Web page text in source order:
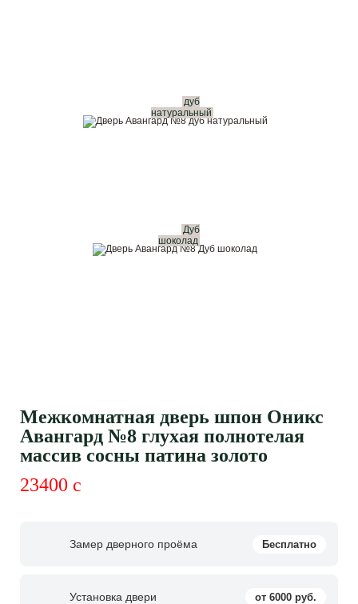
дуб
натуральный
Дуб
шоколад
Межкомнатная дверь шпон Оникс
Авангард №8 глухая полнотелая
массив сосны патина золото
23400 c
Замер дверного проёма Бесплатно
Установка двери от 6000 руб.